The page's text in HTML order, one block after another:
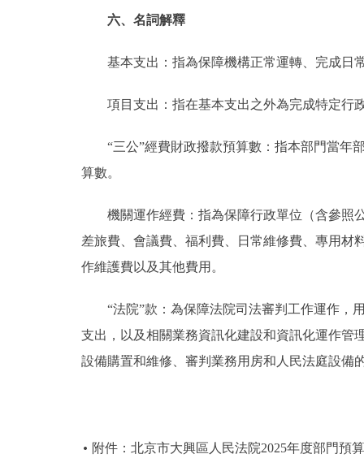
六、名詞解釋
基本支出：指為保障機構正常運轉、完成日
項目支出：指在基本支出之外為完成特定行
“三公”經費財政撥款預算數：指本部門當年部
算數。
機關運作經費：指為保障行政單位（含參照公
差旅費、會議費、福利費、日常維修費、專用材
作維護費以及其他費用。
“法院”款：為保障法院司法審判工作運作，用
支出，以及相關業務資訊化建設和資訊化運作管
設備購置和維修、審判業務用房和人民法庭設備
附件：北京市大興區人民法院2025年度部門預